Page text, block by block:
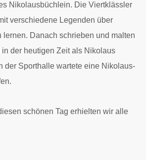
Nikolausbüchlein. Die Viertklässler
verschiedene Legenden über
lernen. Danach schrieben und malten
der heutigen Zeit als Nikolaus
der Sporthalle wartete eine Nikolaus-
schönen Tag erhielten wir alle